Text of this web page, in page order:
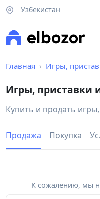
Узбекистан
Главная Игры,
Игры, приставки
Купить и продать
Продажа Покупка
К сожалению, мы